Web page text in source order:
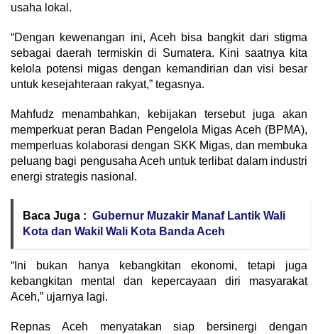
usaha lokal.
“Dengan kewenangan ini, Aceh bisa bangkit dari stigma
sebagai daerah termiskin di Sumatera. Kini saatnya kita
kelola potensi migas dengan kemandirian dan visi besar
untuk kesejahteraan rakyat,” tegasnya.
Mahfudz menambahkan, kebijakan tersebut juga akan
memperkuat peran Badan Pengelola Migas Aceh (BPMA),
memperluas kolaborasi dengan SKK Migas, dan membuka
peluang bagi pengusaha Aceh untuk terlibat dalam industri
energi strategis nasional.
Baca Juga : Gubernur Muzakir Manaf Lantik Wali
Kota dan Wakil Wali Kota Banda Aceh
“Ini bukan hanya kebangkitan ekonomi, tetapi juga
kebangkitan mental dan kepercayaan diri masyarakat
Aceh,” ujarnya lagi.
Repnas Aceh menyatakan siap bersinergi dengan